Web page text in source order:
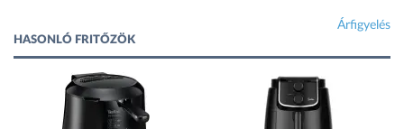
Árfigyelés
HASONLÓ FRITŐZÖK